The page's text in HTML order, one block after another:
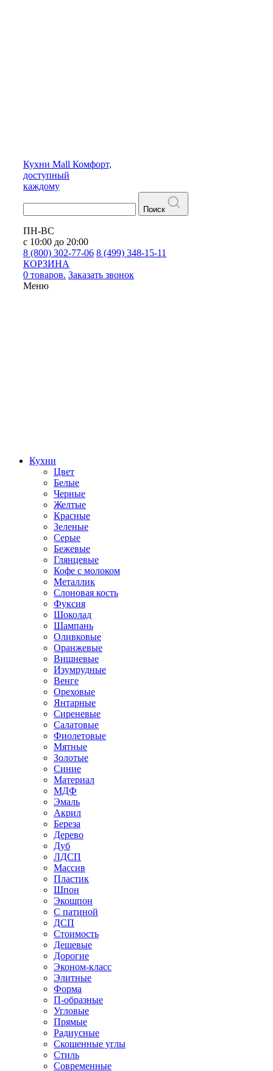
Кухни Mall Комфорт,
доступный
каждому
Поиск
ПН-ВС
с 10:00 до 20:00
8 (800) 302-77-06 8 (499) 348-15-11
КОРЗИНА
0 товаров. Заказать звонок
Меню
Кухни
Цвет
Белые
Черные
Желтые
Красные
Зеленые
Серые
Бежевые
Глянцевые
Кофе с молоком
Металлик
Слоновая кость
Фуксия
Шоколад
Шампань
Оливковые
Оранжевые
Вишневые
Изумрудные
Венге
Ореховые
Янтарные
Сиреневые
Салатовые
Фиолетовые
Мятные
Золотые
Синие
Материал
МДФ
Эмаль
Акрил
Береза
Дерево
Дуб
ЛДСП
Массив
Пластик
Шпон
Экошпон
С патиной
ДСП
Стоимость
Дешевые
Дорогие
Эконом-класс
Элитные
Форма
П-образные
Угловые
Прямые
Радиусные
Скошенные углы
Стиль
Современные